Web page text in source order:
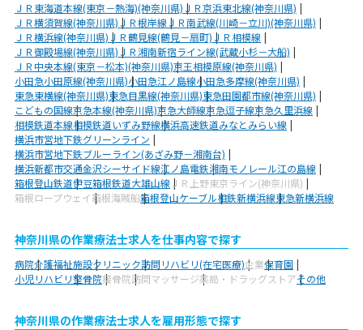
ＪＲ東海道本線(東京－熱海)(神奈川県)ＪＲ京浜東北線(神奈川県)
ＪＲ横須賀線(神奈川県)ＪＲ根岸線ＪＲ南武線(川崎－立川)(神奈川県)
ＪＲ横浜線(神奈川県)ＪＲ鶴見線(鶴見－扇町)ＪＲ相模線
ＪＲ御殿場線(神奈川県)ＪＲ湘南新宿ライン線(武蔵小杉－大船)
ＪＲ中央本線(東京－松本)(神奈川県)京王相模原線(神奈川県)
小田急小田原線(神奈川県)小田急江ノ島線小田急多摩線(神奈川県)
東急東横線(神奈川県)東急目黒線(神奈川県)東急田園都市線(神奈川県)
こどもの国線京急本線(神奈川県)京急大師線京急逗子線京急久里浜線
相模鉄道本線相模鉄道いずみ野線横浜高速鉄道みなとみらい線
横浜市営地下鉄グリーンライン
横浜市営地下鉄ブルーライン(あざみ野－湘南台)
横浜新都市交通金沢シーサイド線江ノ島電鉄湘南モノレール江の島線
箱根登山鉄道伊豆箱根鉄道大雄山線 ＪＲ上野東京ライン(神奈川県)
箱根ロープウェイ箱根海賊船箱根登山ケーブル相鉄新横浜線東急新横浜線
神奈川県の作業療法士求人を仕事内容で探す
病院介護福祉施設クリニック訪問リハビリ(在宅医療)企業保育園
小児リハビリ整骨院接骨院訪問マッサージ薬局・ドラッグストアその他
神奈川県の作業療法士求人を雇用形態で探す